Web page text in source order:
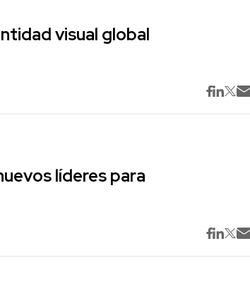
visual global
líderes para